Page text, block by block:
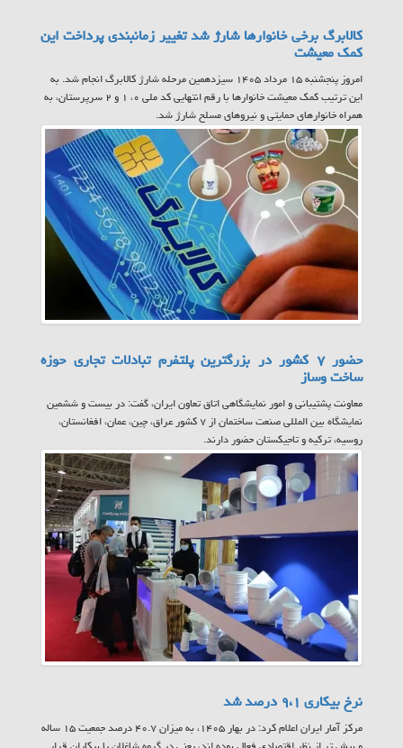
کالابرگ برخی خانوارها شارژ شد تغییر زمانبندی پرداخت این
کمک معیشت
امروز پنجشنبه ۱۵ مرداد ۱۴۰۵ سیزدهمین مرحله شارژ کالابرگ انجام شد. به
این ترتیب کمک معیشت خانوارها با رقم انتهایی کد ملی ۰، ۱ و ۲ سرپرستان، به
همراه خانوارهای حمایتی و نیروهای مسلح شارژ شد.
حضور ۷ کشور در بزرگترین پلتفرم تبادلات تجاری حوزه
ساخت وساز
معاونت پشتیبانی و امور نمایشگاهی اتاق تعاون ایران، گفت: در بیست و ششمین
نمایشگاه بین المللی صنعت ساختمان از ۷ کشور عراق، چین، عمان، افغانستان،
روسیه، ترکیه و تاجیکستان حضور دارند.
نرخ بیکاری ۹،۱ درصد شد
مرکز آمار ایران اعلام کرد: در بهار ۱۴۰۵، به میزان ۴۰.۷ درصد جمعیت ۱۵ ساله